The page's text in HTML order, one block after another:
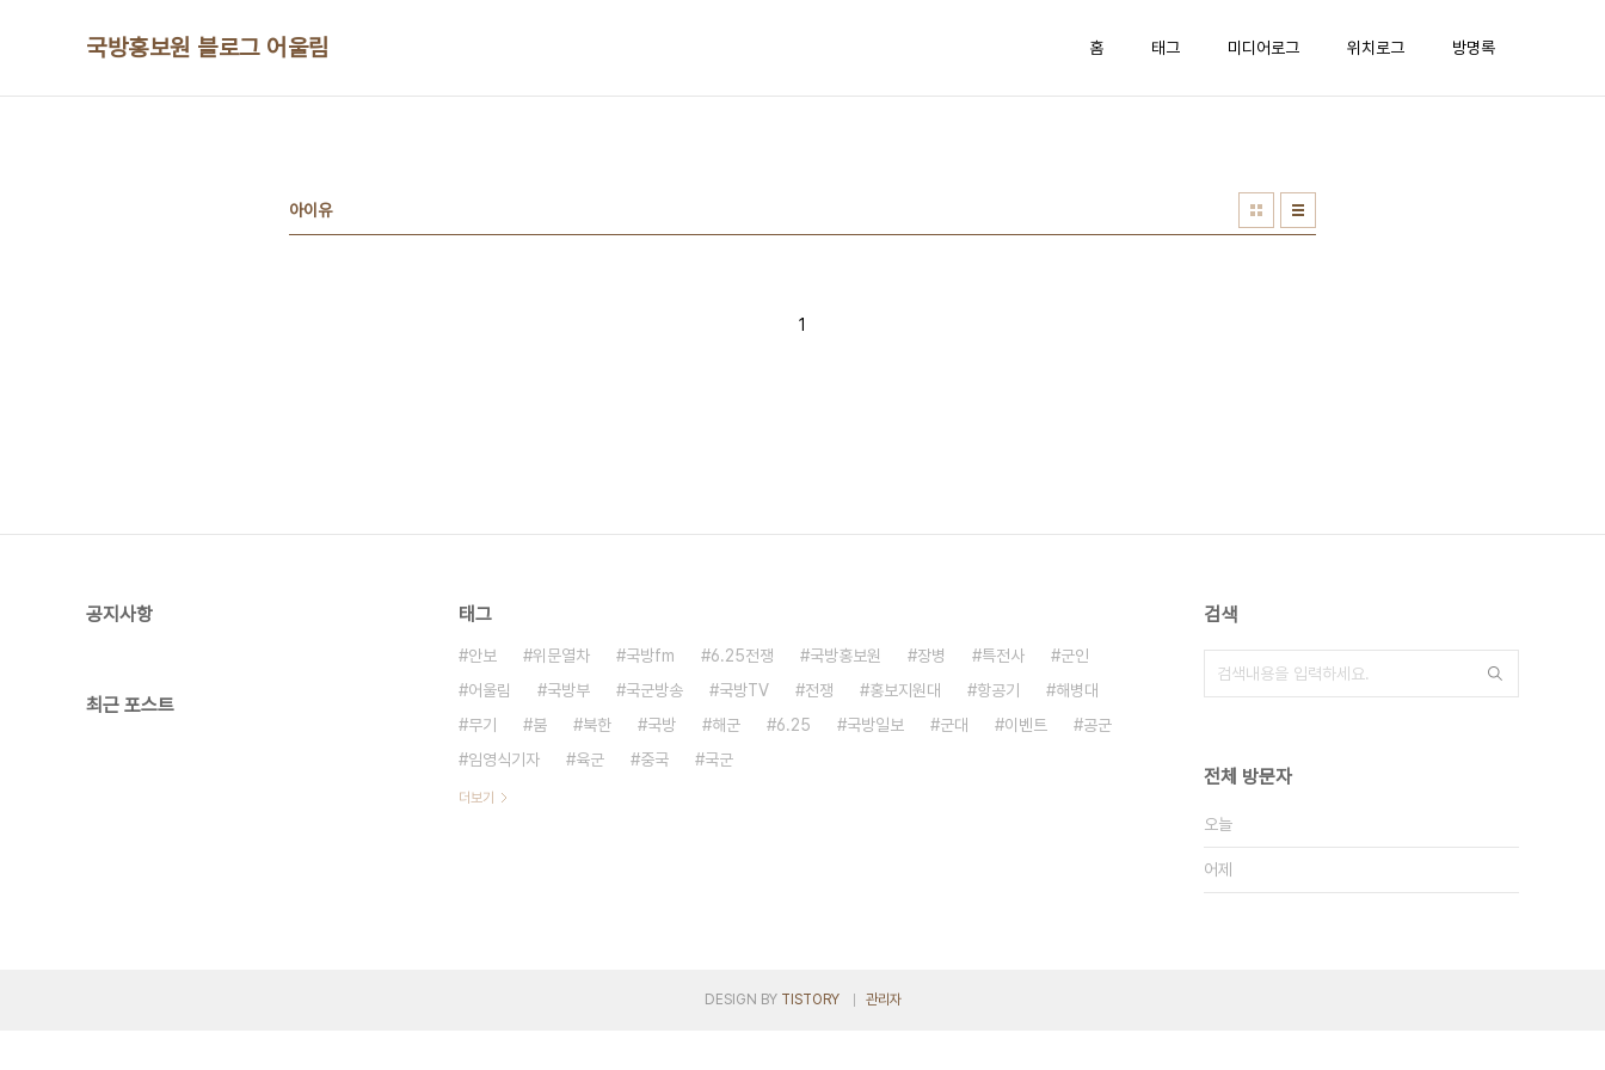
국방홍보원 블로그 어울림 홈 태그 미디어로그 위치로그 방명록
아이유
1
공지사항
최근 포스트
태그
안보 위문열차 국방fm 6.25전쟁 국방홍보원 장병 특전사
군인
어울림
국방부 국군방송 국방TV 전쟁 홍보지원대 항공기
해병대
무기
붐 북한 국방 해군 6.25 국방일보 군대 이벤트
공군
임영식기자
육군 중국 국군
더보기
검색
전체 방문자
오늘
어제
DESIGN BY TISTORY 관리자